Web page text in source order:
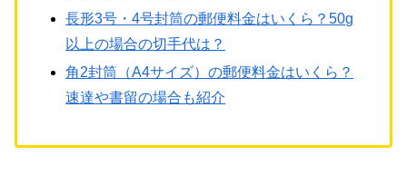
長形3号・4号封筒の郵便料金はいくら？50g
以上の場合の切手代は？
角2封筒（A4サイズ）の郵便料金はいくら？
速達や書留の場合も紹介